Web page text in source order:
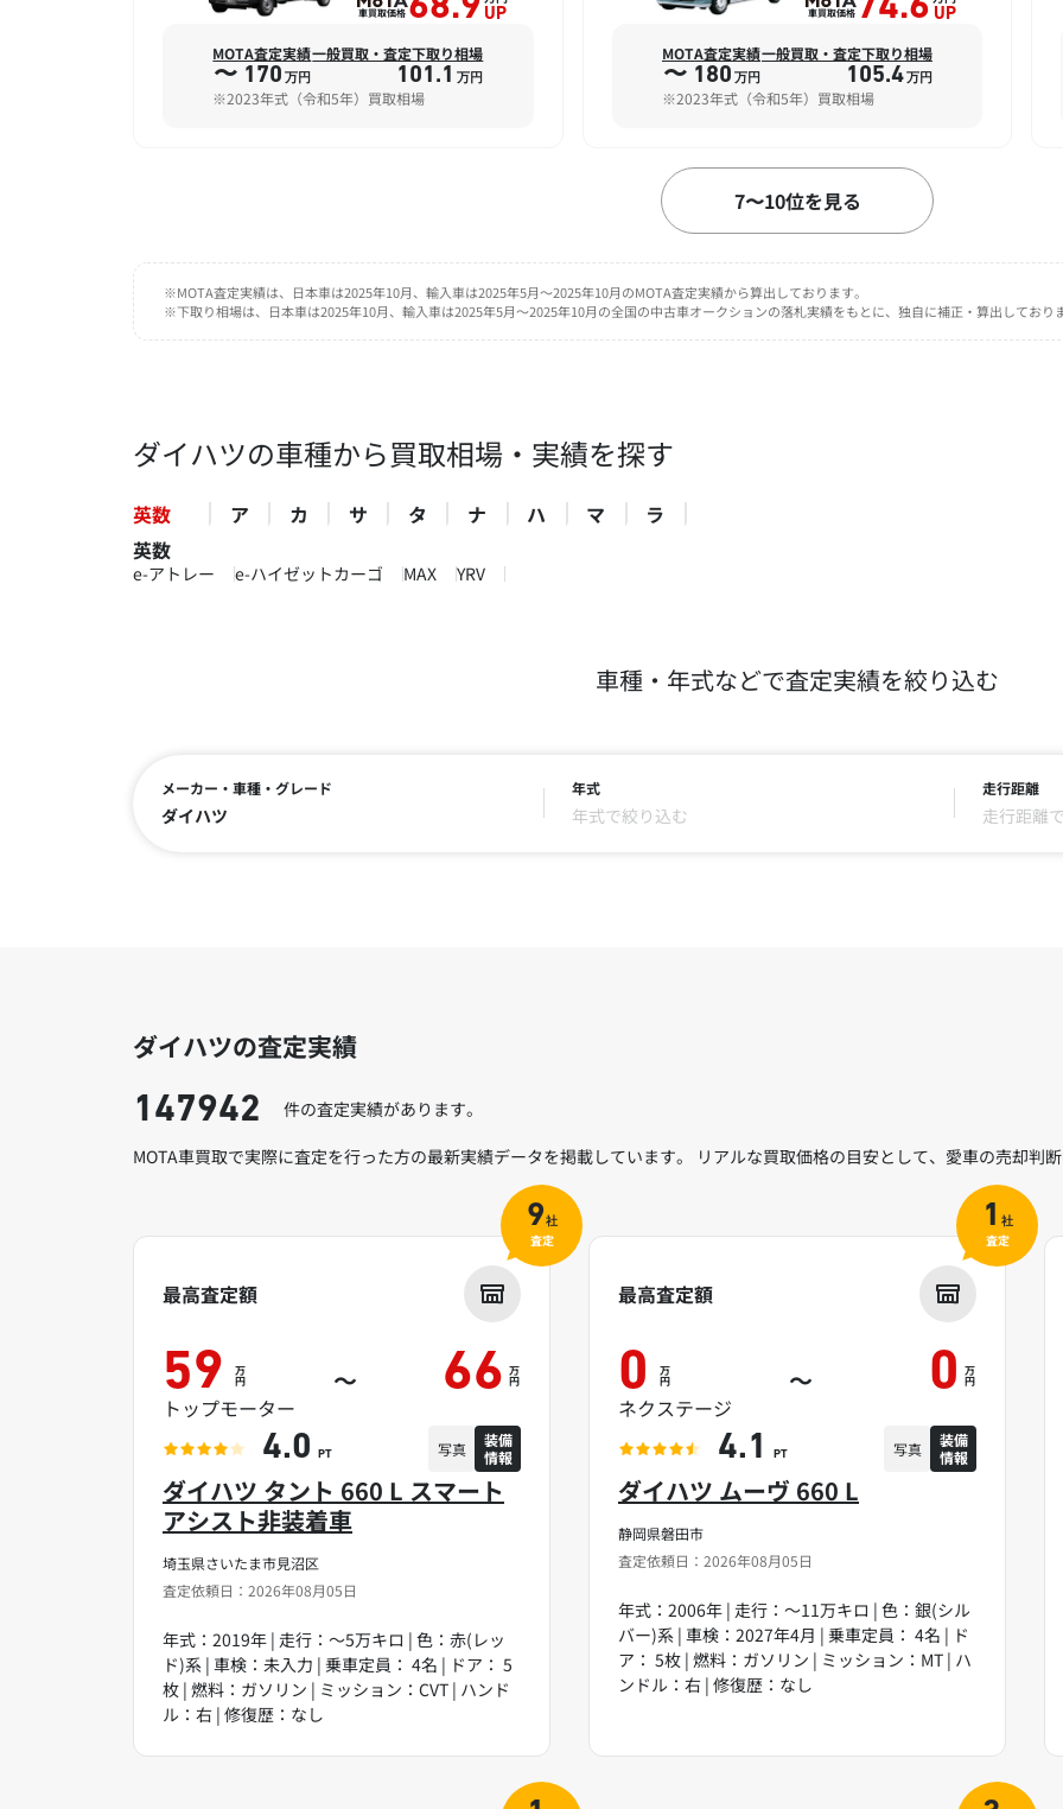
車買取価格68.9 UP
MOTA査定実績
〜 170 万円
一般買取・査定下取り相場
101.1 万円
※2023年式（令和5年）買取相場
車買取価格 74.6 UP
MOTA査定実績
〜 180 万円
一般買取・査定下取り相場
105.4 万円
※2023年式（令和5年）買取相場
29.4 万円
MOTA査定実績
〜 75 万円
一般買取・査定下取り相場
45.6 万円
ダイハツ
60.2 万円
MOTA査定実績
〜 142万円
一般買取・査定下取り相場
81.8万円
10
位 ダイハツ
98.9
万円
MOTA査定実績 一般買取・査定下取り相場
7〜10位を見る
※MOTA査定実績は、日本車は2025年10月、輸入車は2025年5月～2025年10月のMOTA査定実績から算出しております。
※下取り相場は、日本車は2025年10月、輸入車は2025年5月～2025年10月の全国の中古車オークションの落札実績をもとに、独自に補正・算出しておりま
ダイハツの車種から買取相場・実績を探す
英数 ア カ サ タ ナ ハ マ
ラ
英数
e-アトレー e-ハイゼットカーゴ MAX YRV
車種・年式などで査定実績を絞り込む
メーカー・車種・グレード
ダイハツ
年式
年式で絞り込む
走行距離
走行距離
ダイハツの査定実績
147942 件の査定実績があります。
MOTA車買取で実際に査定を行った方の最新実績データを掲載しています。 リアルな買取価格の目安として、愛車の売却判断
埼玉県さいたま市見沼区
査定依頼日：2026年08月05日
ダイハツ タント 660 L スマート
アシスト非装着車
年式：2019年 | 走行：～5万キロ | 色：赤(レッ
ド)系 | 車検：未入力 | 乗車定員： 4名 | ドア： 5
枚 | 燃料：ガソリン | ミッション：CVT | ハンド
ル：右 | 修復歴：なし
最高査定額
59 万
円 ～ 66 万
円
トップモーター
4.0 PT 写真
装備
情報
9社
査定
静岡県磐田市
査定依頼日：2026年08月05日
ダイハツ ムーヴ 660 L
年式：2006年 | 走行：～11万キロ | 色：銀(シル
バー)系 | 車検：2027年4月 | 乗車定員： 4名 | ド
ア： 5枚 | 燃料：ガソリン | ミッション：MT | ハ
ンドル：右 | 修復歴：なし
最高査定額
0 万
円 ～ 0 万
円
ネクステージ
4.1 PT 写真
装備
情報
1 社
査定